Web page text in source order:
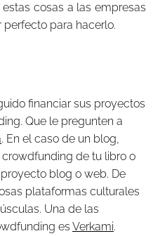
cosas a las empresas
para hacerlo.
financiar sus proyectos
Que le pregunten a
. En el caso de un blog,
de tu libro o
blog o web. De
plataformas culturales
Una de las
es Verkami.